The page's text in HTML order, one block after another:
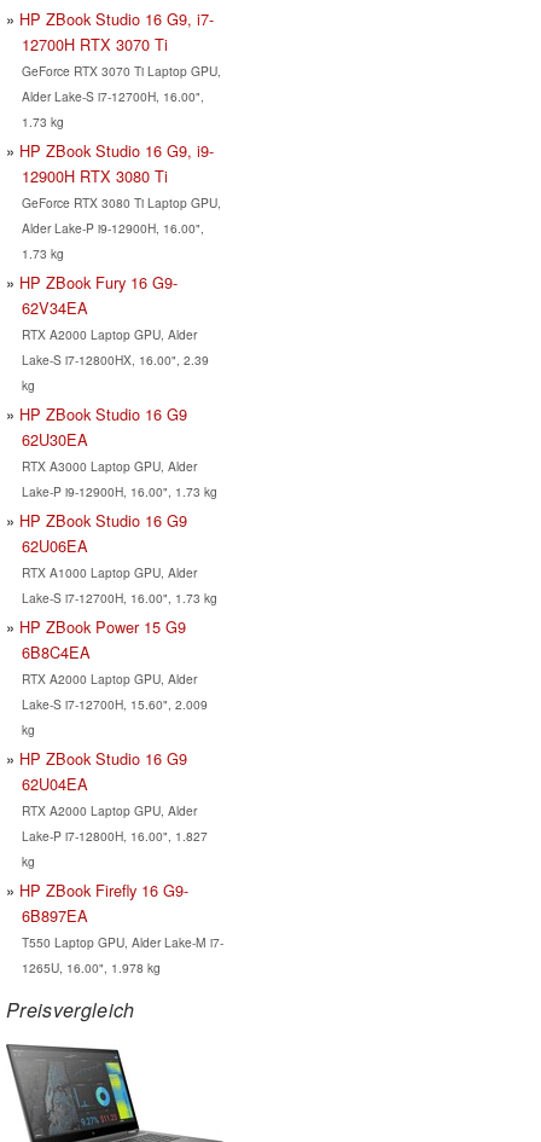
HP ZBook Studio 16 G9, i7-
12700H RTX 3070 Ti
GeForce RTX 3070 Ti Laptop GPU,
Alder Lake-S i7-12700H, 16.00",
1.73 kg
HP ZBook Studio 16 G9, i9-
12900H RTX 3080 Ti
GeForce RTX 3080 Ti Laptop GPU,
Alder Lake-P i9-12900H, 16.00",
1.73 kg
HP ZBook Fury 16 G9-
62V34EA
RTX A2000 Laptop GPU, Alder
Lake-S i7-12800HX, 16.00", 2.39
kg
HP ZBook Studio 16 G9
62U30EA
RTX A3000 Laptop GPU, Alder
Lake-P i9-12900H, 16.00", 1.73 kg
HP ZBook Studio 16 G9
62U06EA
RTX A1000 Laptop GPU, Alder
Lake-S i7-12700H, 16.00", 1.73 kg
HP ZBook Power 15 G9
6B8C4EA
RTX A2000 Laptop GPU, Alder
Lake-S i7-12700H, 15.60", 2.009
kg
HP ZBook Studio 16 G9
62U04EA
RTX A2000 Laptop GPU, Alder
Lake-P i7-12800H, 16.00", 1.827
kg
HP ZBook Firefly 16 G9-
6B897EA
T550 Laptop GPU, Alder Lake-M i7-
1265U, 16.00", 1.978 kg
Preisvergleich